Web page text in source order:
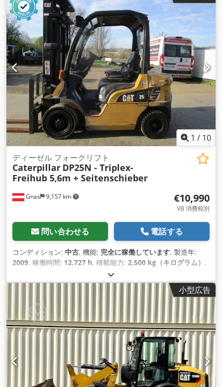
1 / 10
Gnas 9,157 km
ディーゼル フォークリフト
Caterpillar DP25N - Triplex-
Freihub 5,6m + Seitenschieber
€10,990
VB 消費税別
問い合わせる 電話する
コンディション: 中古, 機能: 完全に稼働しています, 製造年:
2009, 稼働時間: 12,727 h, 積載能力: 2,500 kg（キログラム） ,
ディーゼル
レックス, 建設高:2,370 mm, 出力:38 キロワット (51.67 馬
小型広告